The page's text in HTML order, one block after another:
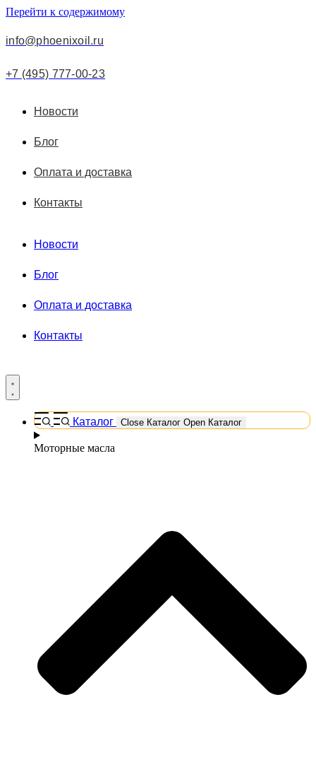
Перейти к содержимому
info@phoenixoil.ru
+7 (495) 777-00-23
Новости
Блог
Оплата и доставка
Контакты
Новости
Блог
Оплата и доставка
Контакты
Каталог Close Каталог Open Каталог
Моторные масла